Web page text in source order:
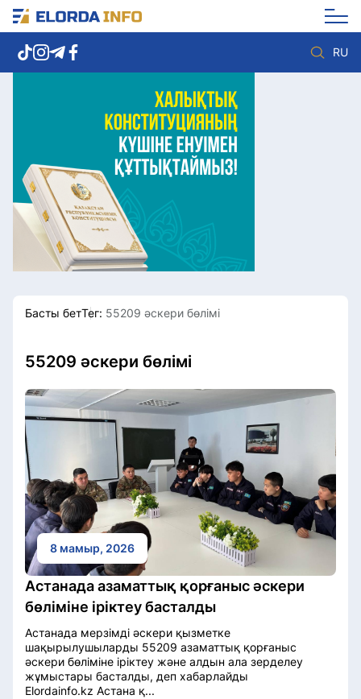
RU
Елорда жаңалықтары
Көзқарас
Саясат
Видео
Әлеумет
Экономика
Спорт
Мәдениет
Басты бетТег: 55209 әскери бөлімі
55209 әскери бөлімі
8 мамыр, 2026
Астанада азаматтық қорғаныс әскери
бөліміне іріктеу басталды
Астанада мерзімді әскери қызметке
шақырылушыларды 55209 азаматтық қорғаныс
әскери бөліміне іріктеу және алдын ала зерделеу
жұмыстары басталды, деп хабарлайды
Elordainfo.kz Астана қ...